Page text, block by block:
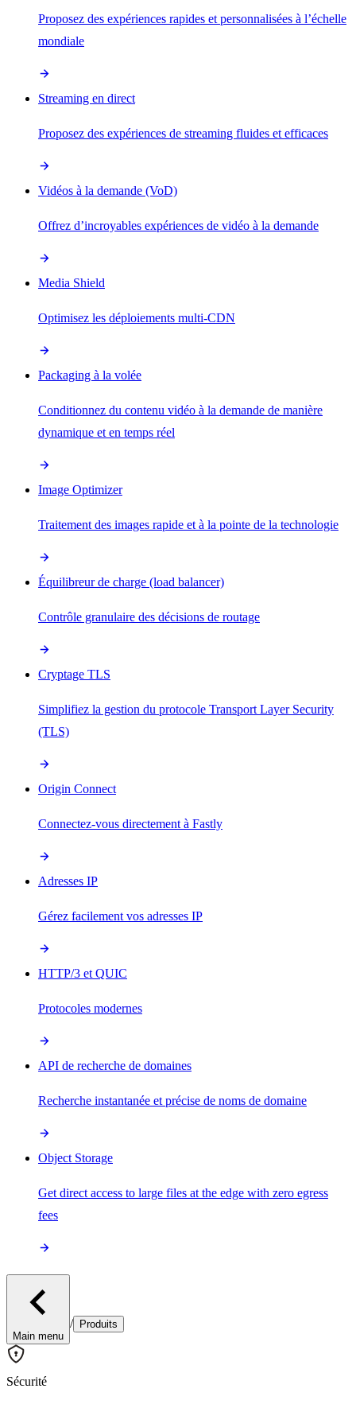
Proposez des expériences rapides et personnalisées à l’échelle
mondiale
Streaming en direct
Proposez des expériences de streaming fluides et efficaces
Vidéos à la demande (VoD)
Offrez d’incroyables expériences de vidéo à la demande
Media Shield
Optimisez les déploiements multi-CDN
Packaging à la volée
Conditionnez du contenu vidéo à la demande de manière
dynamique et en temps réel
Image Optimizer
Traitement des images rapide et à la pointe de la technologie
Équilibreur de charge (load balancer)
Contrôle granulaire des décisions de routage
Cryptage TLS
Simplifiez la gestion du protocole Transport Layer Security
(TLS)
Origin Connect
Connectez-vous directement à Fastly
Adresses IP
Gérez facilement vos adresses IP
HTTP/3 et QUIC
Protocoles modernes
API de recherche de domaines
Recherche instantanée et précise de noms de domaine
Object Storage
Get direct access to large files at the edge with zero egress
fees
Main menu
/ Produits
Sécurité